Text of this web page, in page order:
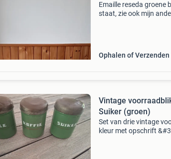
Emaille reseda groene
staat, zie ook mijn
Ophalen of Verzenden
Vintage
Suiker (groen)
Set van drie vintage
kleur met opschrift